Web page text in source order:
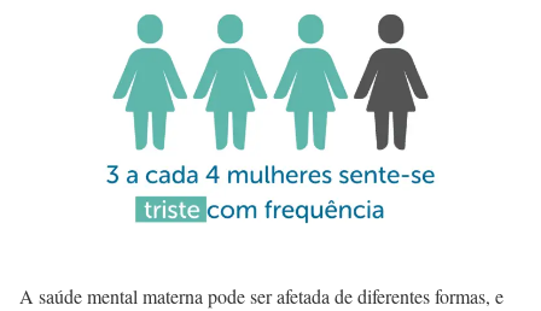
A saúde mental materna pode ser afetada de diferentes formas, e